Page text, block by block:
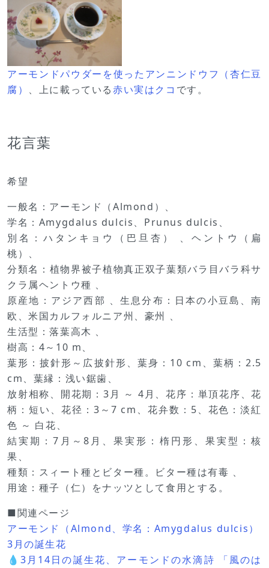
アーモンドパウダーを使ったアンニンドウフ（杏仁豆
腐） 、上に載っている赤い実はクコ です。
花言葉
希望
一般名：アーモンド（Almond）、
学名：Amygdalus dulcis、Prunus dulcis、
別名：ハタンキョウ（巴旦杏） 、ヘントウ（扁
桃）、
分類名：植物界被子植物真正双子葉類バラ目バラ科サ
クラ属ヘントウ種 、
原産地：アジア西部 、生息分布：日本の小豆島、南
欧、米国カルフォルニア州、豪州 、
生活型：落葉高木 、
樹高：4～10 m、
葉形：披針形～広披針形、葉身：10 cm、葉柄：2.5
cm、葉縁：浅い鋸歯、
放射相称、開花期：3月 ～ 4月、花序：単頂花序、花
柄：短い、花径：3～7 cm、花弁数：5、花色：淡紅
色 ～ 白花、
結実期：7月～8月、果実形：楕円形、果実型：核
果、
種類：スィート種とビター種。ビター種は有毒 、
用途：種子（仁）をナッツとして食用とする。
■関連ページ
アーモンド（Almond、学名：Amygdalus dulcis）
3月の誕生花
💧3月14日の誕生花、アーモンドの水滴詩 「風のは